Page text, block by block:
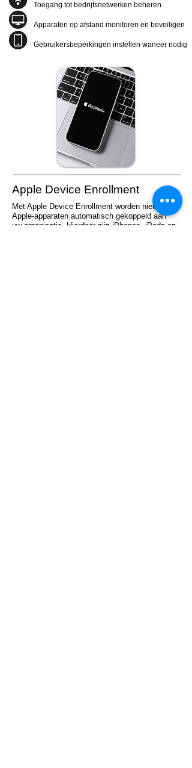
Toegang tot bedrijfsnetwerken beheren
Apparaten op afstand monitoren en beveiligen
Gebruikersbeperkingen instellen waneer nodig
Apple Device Enrollment
Met Apple Device Enrollment worden nieuwe
Apple-apparaten automatisch gekoppeld aan
uw organisatie. Hierdoor zijn iPhones, iPads en